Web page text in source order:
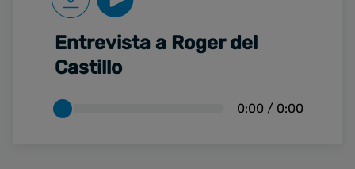
Entrevista a Roger del
Castillo
0:00 / 0:00